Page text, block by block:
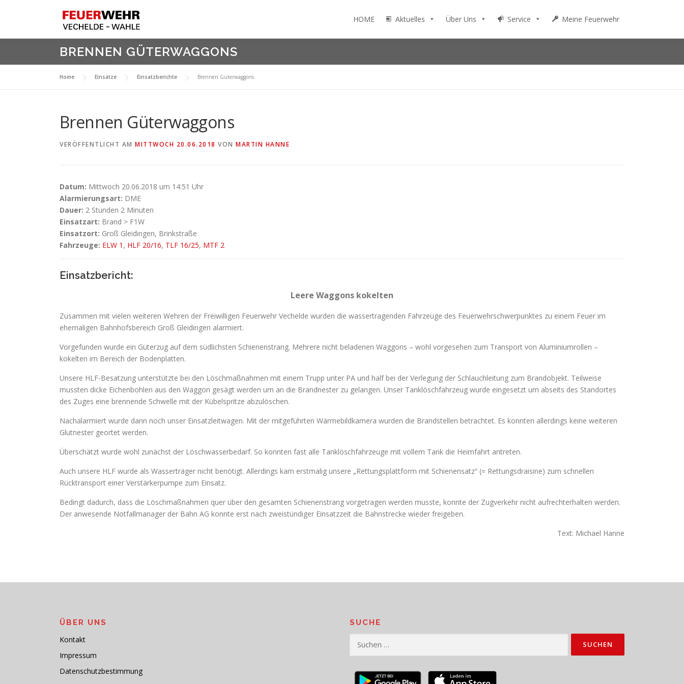
HOME Aktuelles Über Uns Service Meine Feuerwehr
BRENNEN GÜTERWAGGONS
Home Einsätze Einsatzberichte Brennen Güterwaggons
Brennen Güterwaggons
VERÖFFENTLICHT AM MITTWOCH 20.06.2018 VON MARTIN HANNE
Datum: Mittwoch 20.06.2018 um 14:51 Uhr
Alarmierungsart: DME
Dauer: 2 Stunden 2 Minuten
Einsatzart: Brand > F1W
Einsatzort: Groß Gleidingen, Brinkstraße
Fahrzeuge: ELW 1 , HLF 20/16, TLF 16/25, MTF 2
Einsatzbericht:
Leere Waggons kokelten
Zusammen mit vielen weiteren Wehren der Freiwilligen Feuerwehr Vechelde wurden die wassertragenden Fahrzeuge des Feuerwehrschwerpunktes zu einem Feuer im
ehemaligen Bahnhofsbereich Groß Gleidingen alarmiert.
Vorgefunden wurde ein Güterzug auf dem südlichsten Schienenstrang. Mehrere nicht beladenen Waggons – wohl vorgesehen zum Transport von Aluminiumrollen –
kokelten im Bereich der Bodenplatten.
Unsere HLF-Besatzung unterstützte bei den Löschmaßnahmen mit einem Trupp unter PA und half bei der Verlegung der Schlauchleitung zum Brandobjekt. Teilweise
mussten dicke Eichenbohlen aus den Waggon gesägt werden um an die Brandnester zu gelangen. Unser Tanklöschfahrzeug wurde eingesetzt um abseits des Standortes
des Zuges eine brennende Schwelle mit der Kübelspritze abzulöschen.
Nachalarmiert wurde dann noch unser Einsatzleitwagen. Mit der mitgeführten Wärmebildkamera wurden die Brandstellen betrachtet. Es konnten allerdings keine weiteren
Glutnester geortet werden.
Überschätzt wurde wohl zunächst der Löschwasserbedarf. So konnten fast alle Tanklöschfahrzeuge mit vollem Tank die Heimfahrt antreten.
Auch unsere HLF wurde als Wasserträger nicht benötigt. Allerdings kam erstmalig unsere „Rettungsplattform mit Schienensatz“ (= Rettungsdraisine) zum schnellen
Rücktransport einer Verstärkerpumpe zum Einsatz.
Bedingt dadurch, dass die Löschmaßnahmen quer über den gesamten Schienenstrang vorgetragen werden musste, konnte der Zugverkehr nicht aufrechterhalten werden.
Der anwesende Notfallmanager der Bahn AG konnte erst nach zweistündiger Einsatzzeit die Bahnstrecke wieder freigeben.
Text: Michael Hanne
ÜBER UNS
Kontakt
Impressum
Datenschutzbestimmung
SUCHE
nach: